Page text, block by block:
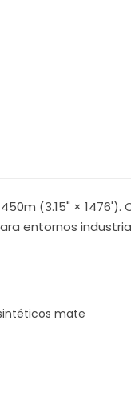
(3.15" ×
entornos
mate